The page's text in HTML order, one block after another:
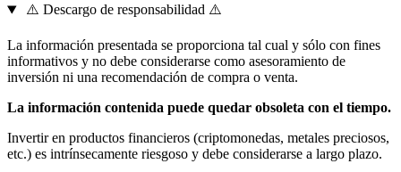
⚠️ Descargo de responsabilidad ⚠️
La información presentada se proporciona tal cual y sólo con fines
informativos y no debe considerarse como asesoramiento de
inversión ni una recomendación de compra o venta.
La información contenida puede quedar obsoleta con el tiempo.
Invertir en productos financieros (criptomonedas, metales preciosos,
etc.) es intrínsecamente riesgoso y debe considerarse a largo plazo.